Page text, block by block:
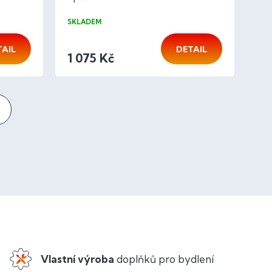
SKLADEM
1 075 Kč
DETAIL
Vlastní výroba doplňků pro bydlení